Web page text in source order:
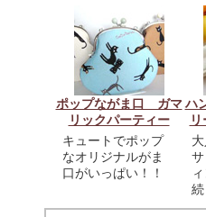
ポップながま口 ガマ
リックパーティー
キュートでポップ
なオリジナルがま
口がいっぱい！！
ハ